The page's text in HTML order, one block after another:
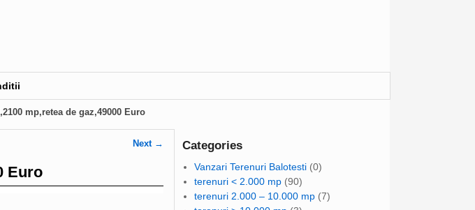
mp,retea de gaz,49000 Euro
Next →
Euro
Categories
Vanzari Terenuri Balotesti (0)
terenuri < 2.000 mp (90)
terenuri 2.000 – 10.000 mp (7)